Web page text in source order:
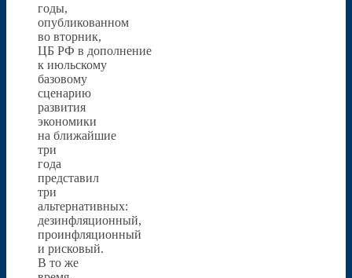
годы,
опубликованном
во вторник,
ЦБ РФ в дополнение
к июльскому
базовому
сценарию
развития
экономики
на ближайшие
три
года
представил
три
альтернативных:
дезинфляционный,
проинфляционный
и рисковый.
В то же